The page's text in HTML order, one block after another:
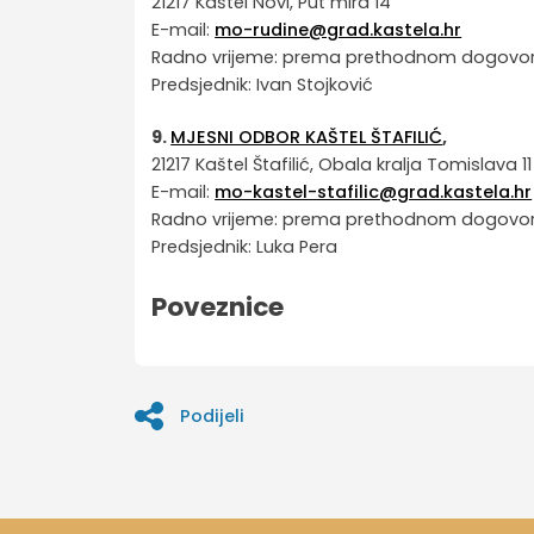
E-mail: mo-rudine@grad.kastela.hr
Radno vrijeme: prema prethodnom
Predsjednik: Ivan Stojković
9. MJESNI ODBOR KAŠTEL ŠTAFILIĆ,
21217 Kaštel Štafilić, Obala kralja Tomislava 11
E-mail: mo-kastel-stafilic@grad.kastela.hr
Radno vrijeme: prema prethodnom
Predsjednik: Luka Pera
Poveznice
Podijeli